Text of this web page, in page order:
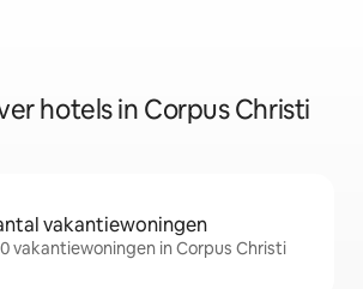
hotels in Corpus Christi
vakantiewoningen
vakantiewoningen in Corpus Christi